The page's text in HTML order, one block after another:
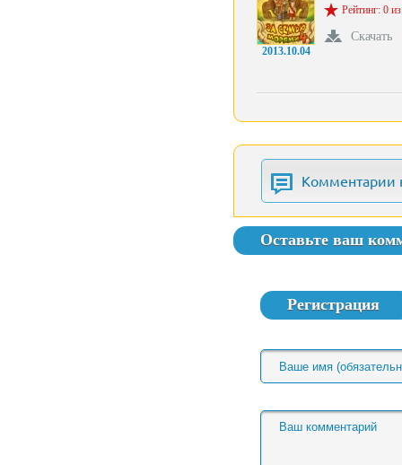
2013.10.04
Рейтинг: 0
Скачать
Комментарии
Оставьте ваш
Регистрация